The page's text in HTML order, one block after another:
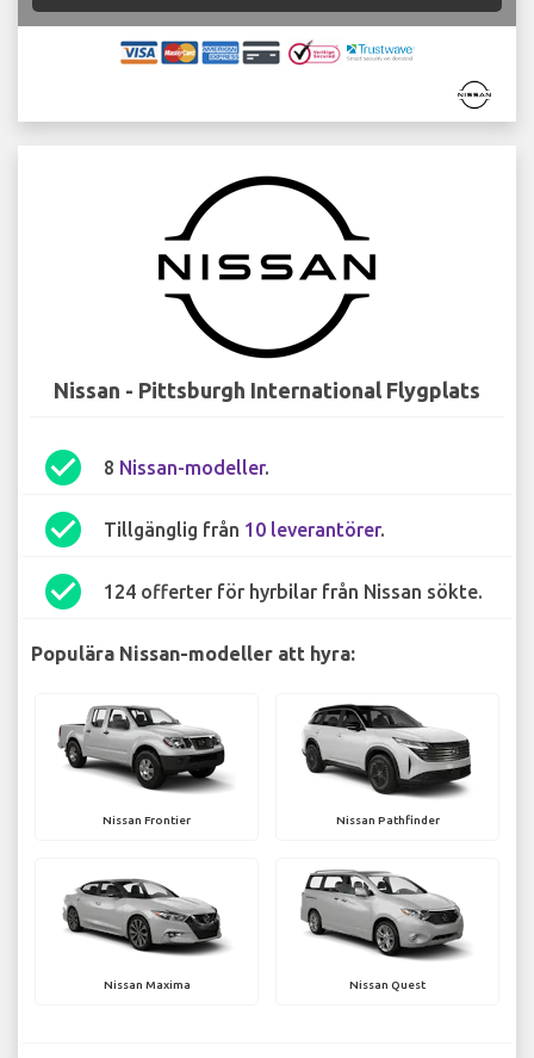
Nissan - Pittsburgh International Flygplats
check_circle 8 Nissan-modeller.
check_circle Tillgänglig från 10 leverantörer.
check_circle 124 offerter för hyrbilar från Nissan sökte.
Populära Nissan-modeller att hyra:
Nissan Frontier Nissan Pathfinder
Nissan Maxima Nissan Quest